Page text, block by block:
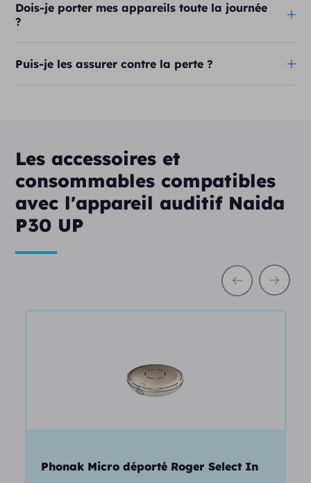
Dois-je porter mes appareils toute la journée
?
Puis-je les assurer contre la perte ?
Les accessoires et
consommables compatibles
avec l'appareil auditif Naida
P30 UP
Phonak Micro déporté Roger Select In